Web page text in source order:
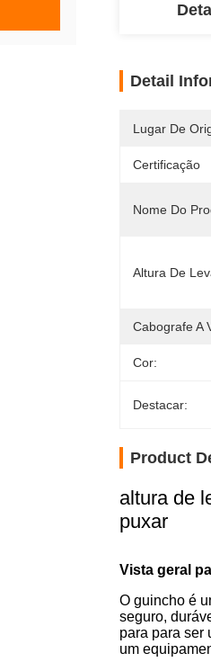
Detail
Lugar De
Certificação
Nome Do
Altura De
Cabografe A
Cor:
Destacar:
Product
altura de
puxar
Vista geral
O guincho é
seguro,
para para ser
um